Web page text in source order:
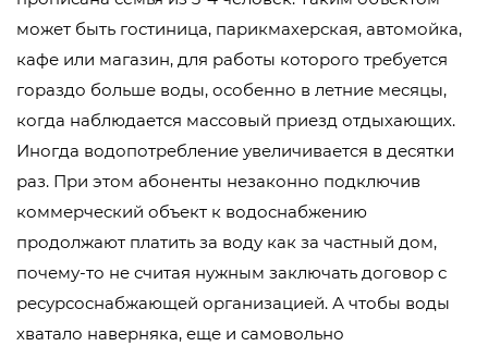
может быть гостиница, парикмахерская, автомойка,
кафе или магазин, для работы которого требуется
гораздо больше воды, особенно в летние месяцы,
когда наблюдается массовый приезд отдыхающих.
Иногда водопотребление увеличивается в десятки
раз. При этом абоненты незаконно подключив
коммерческий объект к водоснабжению
продолжают платить за воду как за частный дом,
почему-то не считая нужным заключать договор с
ресурсоснабжающей организацией. А чтобы воды
хватало наверняка, еще и самовольно